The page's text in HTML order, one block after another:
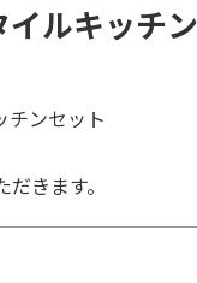
イルキッチ
チンセット
きます。